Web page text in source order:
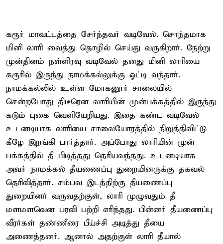
கரூர் மாவட்டத்தை சேர்ந்தவர் வடிவேல். சொந்தமாக
மினி லாரி வைத்து தொழில் செய்து வருகிறார். நேற்று
முன்தினம் நள்ளிரவு வடிவேல் தனது மினி லாரியை
கரூரில் இருந்து நாமக்கல்லுக்கு ஓட்டி வந்தார்.
நாமக்கல்லில் உள்ள மோகனூர் சாலையில்
சென்றபோது திடீரென லாரியின் முன்பக்கத்தில் இருந்து
கடும் புகை வெளியேறியது. இதை கண்ட வடிவேல்
உடனடியாக லாரியை சாலையோரத்தில் நிறுத்திவிட்டு
கீழே இறங்கி பார்த்தார். அப்போது லாரியின் முன்
பக்கத்தில் தீ பிடித்தது தெரியவந்தது. உடனடியாக
அவர் நாமக்கல் தீயணைப்பு துறையினருக்கு தகவல்
தெரிவித்தார். சம்பவ இடத்திற்கு தீயணைப்பு
துறையினர் வருவதற்குள், லாரி முழுவதும் தீ
மளமளவென பரவி பற்றி எரிந்தது. பின்னர் தீயணைப்பு
வீரர்கள் தண்ணீரை பீய்ச்சி அடித்து தீயை
அணைத்தனர். ஆனால் அதற்குள் லாரி தீயால்